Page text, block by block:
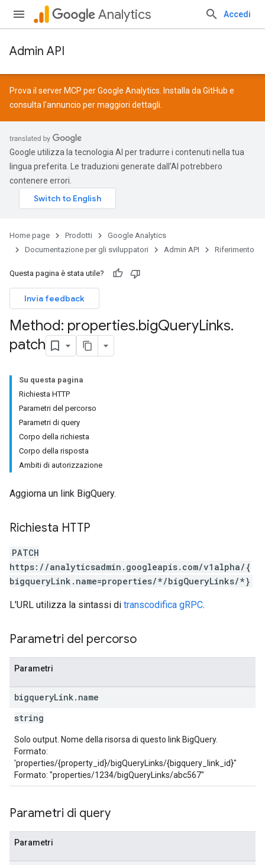
Analytics Accedi
Admin API
Prova il server MCP per Google Analytics. Installa da GitHub e
consulta l'annuncio per maggiori dettagli.
Google utilizza la tecnologia AI per tradurre i contenuti nella tua
lingua preferita. Le traduzioni generate dall'AI potrebbero
contenere errori.
Home page Prodotti
Google Analytics
Documentazione per gli sviluppatori
Admin API Riferimento
Questa pagina è stata utile?
Invia feedback
Method: properties.bigQueryLinks.
patch
Su questa pagina
Richiesta HTTP
Parametri del percorso
Parametri di query
Corpo della richiesta
Corpo della risposta
Ambiti di autorizzazione
Aggiorna un link BigQuery.
Richiesta HTTP
PATCH
https://analyticsadmin.googleapis.com/v1alpha/{
bigqueryLink.name=properties/*/bigQueryLinks/*}
L'URL utilizza la sintassi di transcodifica gRPC.
Parametri del percorso
Parametri
bigqueryLink. name
string
Solo output. Nome della risorsa di questo link BigQuery.
Formato:
'properties/{property_id}/bigQueryLinks/{bigquery_link_id}"
Formato: "properties/1234/bigQueryLinks/abc567"
Parametri di query
Parametri